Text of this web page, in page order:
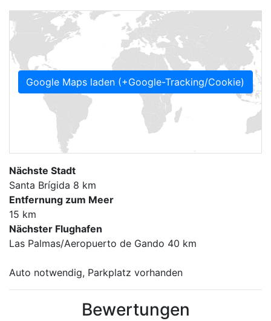
Google Maps laden (+Google-Tracking/Cookie)
Nächste Stadt
Santa Brígida 8 km
Entfernung zum Meer
15 km
Nächster Flughafen
Las Palmas/Aeropuerto de Gando 40 km
Auto notwendig, Parkplatz vorhanden
Bewertungen